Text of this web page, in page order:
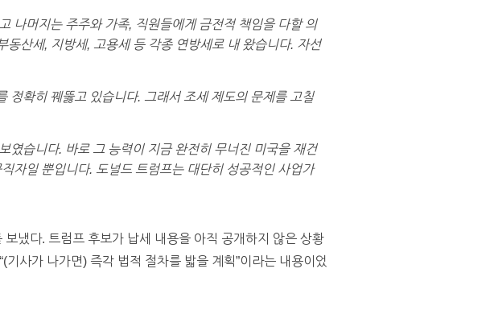
나머지는 주주와 가족, 직원들에게 금전적 책임을 다할 의
산세, 지방세, 고용세 등 각종 연방세로 내 왔습니다. 자선
정확히 꿰뚫고 있습니다. 그래서 조세 제도의 문제를 고칠
였습니다. 바로 그 능력이 지금 완전히 무너진 미국을 재건
자일 뿐입니다. 도널드 트럼프는 대단히 성공적인 사업가
냈다. 트럼프 후보가 납세 내용을 아직 공개하지 않은 상황
사가 나가면) 즉각 법적 절차를 밟을 계획”이라는 내용이었